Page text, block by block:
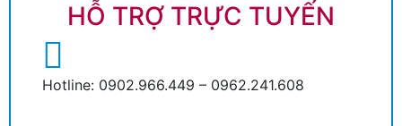
HỖ TRỢ TRỰC TUYẾN
Hotline: 0902.966.449 – 0962.241.608